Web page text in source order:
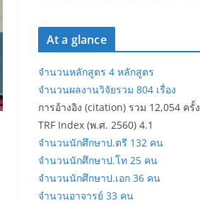
At a glance
จำนวนหลักสูตร 4 หลักสูตร
จำนวนผลงานวิจัยรวม 804 เรื่อง
การอ้างอิง (citation) รวม 12,054 ครั้ง
TRF Index (พ.ศ. 2560) 4.1
จำนวนนักศึกษาป.ตรี 132 คน
จำนวนนักศึกษาป.โท 25 คน
จำนวนนักศึกษาป.เอก 36 คน
จำนวนอาจารย์ 33 คน